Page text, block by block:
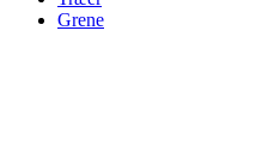
Grene